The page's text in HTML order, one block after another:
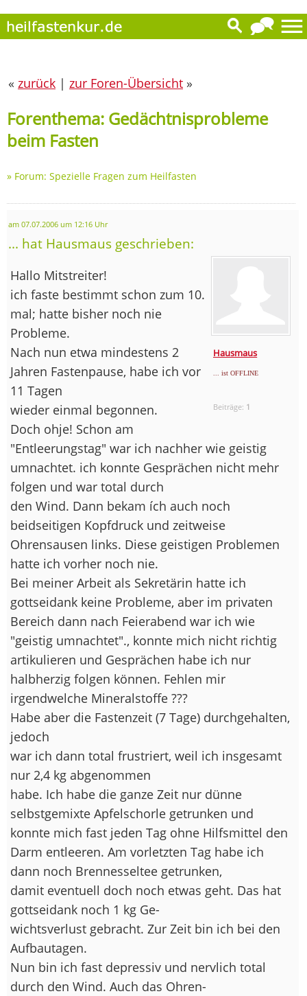
« zurück | zur Foren-Übersicht »
Forenthema: Gedächtnisprobleme
beim Fasten
» Forum: Spezielle Fragen zum Heilfasten
am 07.07.2006 um 12:16 Uhr
... hat Hausmaus geschrieben:
Hausmaus
... ist OFFLINE
Beiträge: 1
Hallo Mitstreiter!
ich faste bestimmt schon zum 10.
mal; hatte bisher noch nie
Probleme.
Nach nun etwa mindestens 2
Jahren Fastenpause, habe ich vor
11 Tagen
wieder einmal begonnen.
Doch ohje! Schon am
"Entleerungstag" war ich nachher wie geistig
umnachtet. ich konnte Gesprächen nicht mehr
folgen und war total durch
den Wind. Dann bekam ích auch noch
beidseitigen Kopfdruck und zeitweise
Ohrensausen links. Diese geistigen Problemen
hatte ich vorher noch nie.
Bei meiner Arbeit als Sekretärin hatte ich
gottseidank keine Probleme, aber im privaten
Bereich dann nach Feierabend war ich wie
"geistig umnachtet"., konnte mich nicht richtig
artikulieren und Gesprächen habe ich nur
halbherzig folgen können. Fehlen mir
irgendwelche Mineralstoffe ???
Habe aber die Fastenzeit (7 Tage) durchgehalten,
jedoch
war ich dann total frustriert, weil ich insgesamt
nur 2,4 kg abgenommen
habe. Ich habe die ganze Zeit nur dünne
selbstgemixte Apfelschorle getrunken und
konnte mich fast jeden Tag ohne Hilfsmittel den
Darm entleeren. Am vorletzten Tag habe ich
dann noch Brennesseltee getrunken,
damit eventuell doch noch etwas geht. Das hat
gottseidank noch 1 kg Ge-
wichtsverlust gebracht. Zur Zeit bin ich bei den
Aufbautagen.
Nun bin ich fast depressiv und nervlich total
durch den Wind. Auch das Ohren-